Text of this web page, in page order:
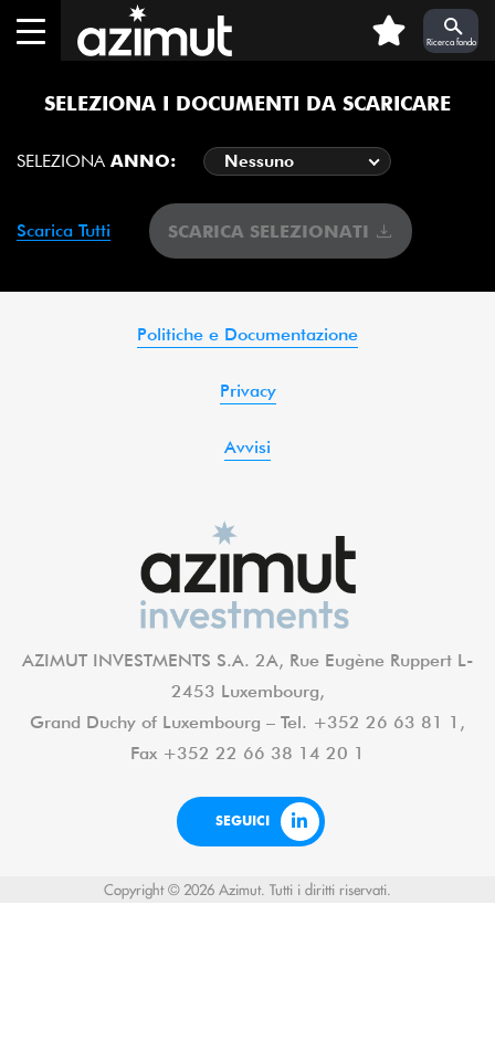
Skip to Main Content
Ricerca fondo
SELEZIONA I DOCUMENTI DA SCARICARE
SELEZIONA ANNO: Nessuno
Scarica Tutti SCARICA SELEZIONATI
Politiche e Documentazione
Privacy
Avvisi
AZIMUT INVESTMENTS S.A. 2A, Rue Eugène Ruppert L-
2453 Luxembourg,
Grand Duchy of Luxembourg – Tel. +352 26 63 81 1,
Fax +352 22 66 38 14 20 1
SEGUICI
Copyright © 2026 Azimut. Tutti i diritti riservati.